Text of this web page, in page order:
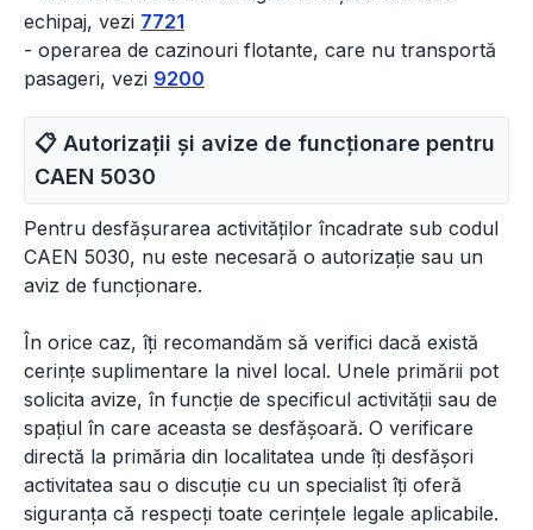
echipaj, vezi 7721
- operarea de cazinouri flotante, care nu transportă
pasageri, vezi 9200
📋 Autorizații și avize de funcționare pentru
CAEN 5030
Pentru desfășurarea activităților încadrate sub codul
CAEN 5030, nu este necesară o autorizație sau un
aviz de funcționare.
În orice caz, îți recomandăm să verifici dacă există
cerințe suplimentare la nivel local. Unele primării pot
solicita avize, în funcție de specificul activității sau de
spațiul în care aceasta se desfășoară. O verificare
directă la primăria din localitatea unde îți desfășori
activitatea sau o discuție cu un specialist îți oferă
siguranța că respecți toate cerințele legale aplicabile.